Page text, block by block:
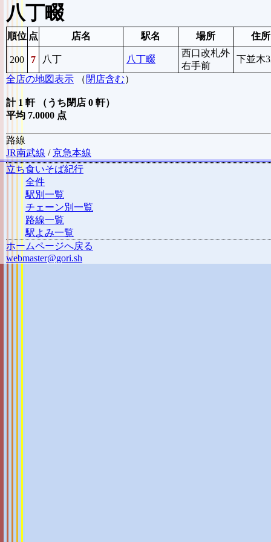
八丁畷
順位 点 店名 駅名 場所 住所
200 7 八丁 八丁畷
西口改札外
右手前
下並木
全店の地図表示 （ 閉店含む）
計 1 軒 （うち閉店 0 軒）
平均 7.0000 点
路線
JR南武線 /京急本線
立ち食いそば紀行
全件
駅別一覧
チェーン別一覧
路線一覧
駅よみ一覧
ホームページへ戻る
webmaster@gori.sh